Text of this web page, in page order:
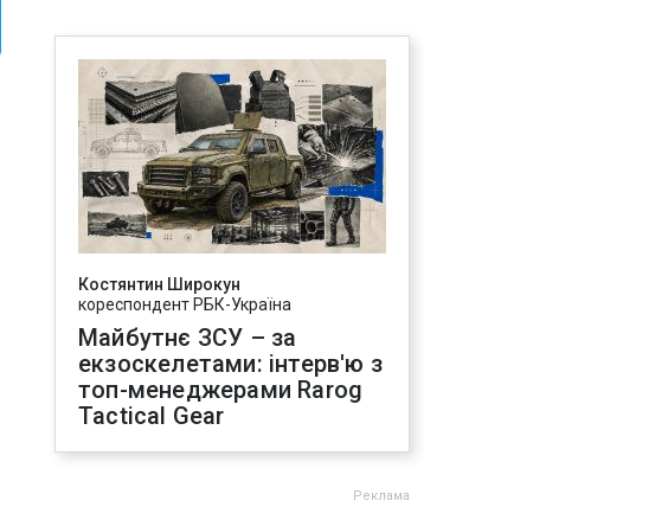
Костянтин Широкун
кореспондент РБК-Україна
Майбутнє ЗСУ – за
екзоскелетами: інтерв'ю з
топ-менеджерами Rarog
Tactical Gear